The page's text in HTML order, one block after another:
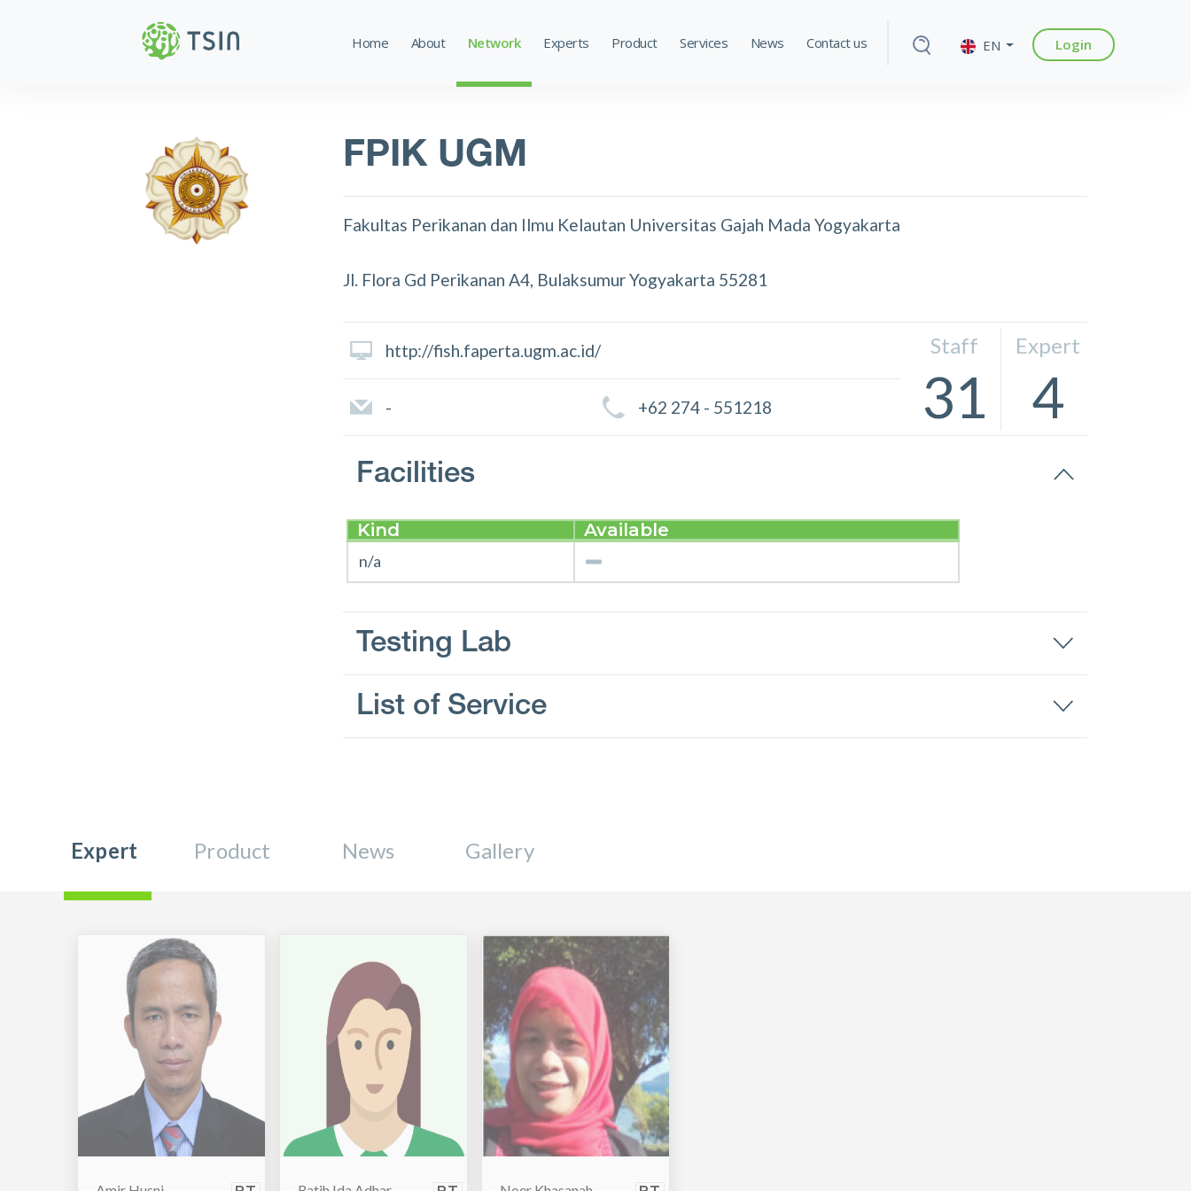
Home About Network Experts Product Services News Contact us EN Login
FPIK UGM
Fakultas Perikanan dan Ilmu Kelautan Universitas Gajah Mada Yogyakarta
Jl. Flora Gd Perikanan A4, Bulaksumur Yogyakarta 55281
http://fish.faperta.ugm.ac.id/
- +62 274 - 551218
Staff
31
Expert
4
Facilities
Kind Available
n/a
Testing Lab
List of Service
Expert Product News Gallery